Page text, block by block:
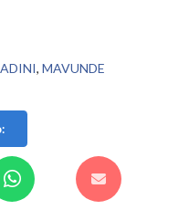
, MAVUNDE